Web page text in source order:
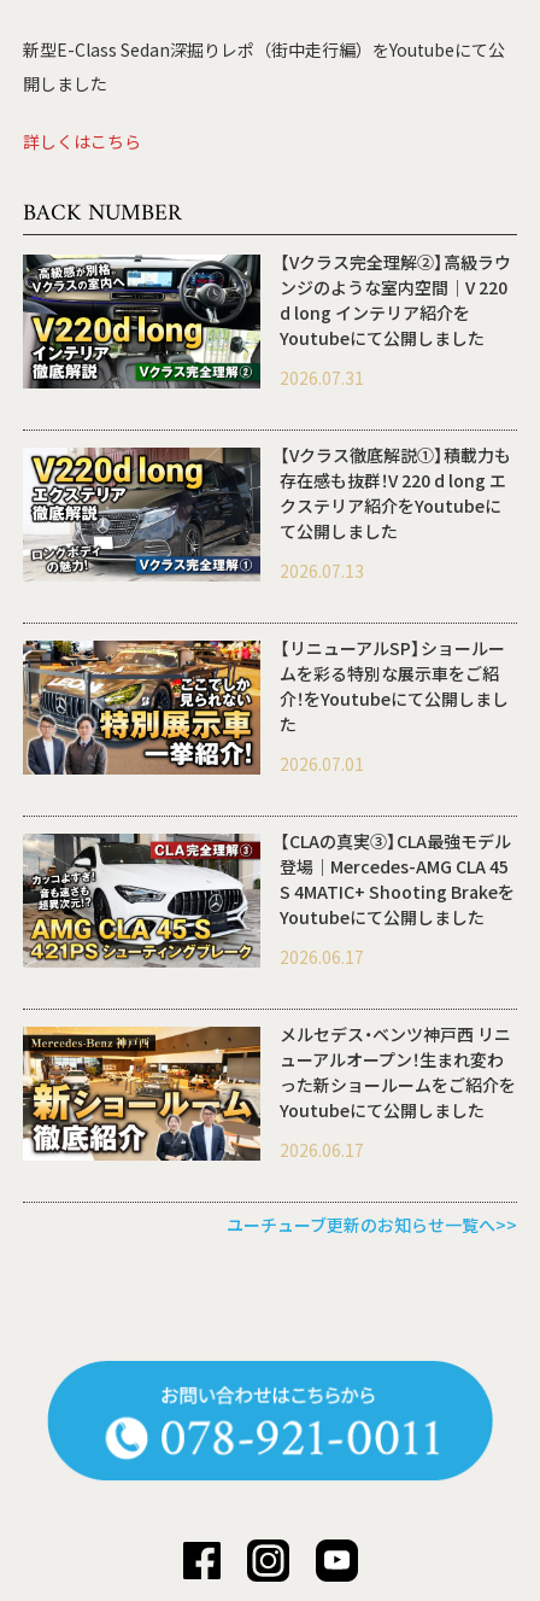
新型E-Class Sedan深掘りレポ（街中走行編）をYoutubeにて公
開しました
詳しくはこちら
BACK NUMBER
【Vクラス完全理解②】高級ラウ
ンジのような室内空間｜V 220
d long インテリア紹介を
Youtubeにて公開しました
2026.07.31
【Vクラス徹底解説①】積載力も
存在感も抜群！V 220 d long エ
クステリア紹介をYoutubeに
て公開しました
2026.07.13
【リニューアルSP】ショールー
ムを彩る特別な展示車をご紹
介！をYoutubeにて公開しまし
た
2026.07.01
【CLAの真実③】CLA最強モデル
登場｜Mercedes-AMG CLA 45
S 4MATIC+ Shooting Brakeを
Youtubeにて公開しました
2026.06.17
メルセデス・ベンツ神戸西 リニ
ューアルオープン！生まれ変わ
った新ショールームをご紹介を
Youtubeにて公開しました
2026.06.17
ユーチューブ更新のお知らせ一覧へ>>